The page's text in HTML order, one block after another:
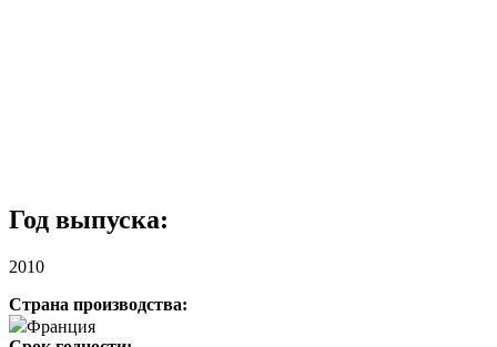
Год выпуска:
2010
Страна производства:
Франция